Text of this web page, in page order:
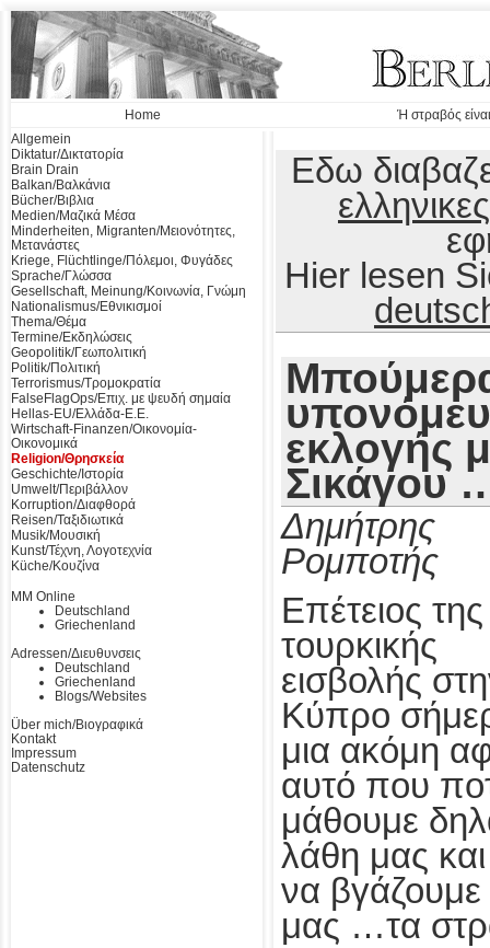
Home
Ή στραβός
Allgemein
Diktatur/Δικτατορία
Brain Drain
Balkan/Βαλκάνια
Bücher/Βιβλια
Medien/Μαζικά Μέσα
Minderheiten, Migranten/Μειονότητες,
Μετανάστες
Kriege, Flüchtlinge/Πόλεμοι, Φυγάδες
Sprache/Γλώσσα
Gesellschaft, Meinung/Κοινωνία, Γνώμη
Nationalismus/Εθνικισμοί
Thema/Θέμα
Termine/Εκδηλώσεις
Geopolitik/Γεωπολιτική
Politik/Πολιτική
Terrorismus/Τρομοκρατία
FalseFlagOps/Επιχ. με ψευδή σημαία
Hellas-EU/Ελλάδα-Ε.Ε.
Wirtschaft-Finanzen/Οικονομία-
Οικονομικά
Religion/Θρησκεία
Geschichte/Ιστορία
Umwelt/Περιβάλλον
Korruption/Διαφθορά
Reisen/Ταξιδιωτικά
Musik/Μουσική
Kunst/Τέχνη, Λογοτεχνία
Küche/Κουζίνα
MM Online
Deutschland
Griechenland
Adressen/Διευθυνσεις
Deutschland
Griechenland
Blogs/Websites
Über mich/Βιογραφικά
Kontakt
Impressum
Datenschutz
Εδω
ελληνικες
Hier lesen
εκλογής
Σικάγου
Δημήτρης
Ρομποτής
Επέτειος της
τουρκικής
εισβολής
Κύπρο
μια ακόμη
αυτό που
μάθουμε
λάθη μας
να βγάζουμε
μας …τα